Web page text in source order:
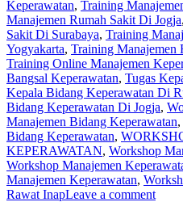
Keperawatan, Training
Manajemen Rumah Sakit Di Jogja,
Sakit Di Surabaya, Training
Yogyakarta, Training Manajemen
Training Online Manajemen
Bangsal Keperawatan, Tugas
Kepala Bidang Keperawatan Di
Bidang Keperawatan Di Jogja,
Manajemen Bidang Keperawatan,
Bidang Keperawatan,
KEPERAWATAN, Workshop
Workshop Manajemen
Manajemen Keperawatan,
Rawat InapLeave a comment